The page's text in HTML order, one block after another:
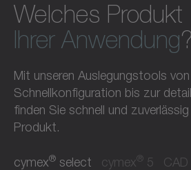
Welches
Ihrer Anwendung?
Mit unseren Auslegungstools
Schnellkonfiguration bis zur
finden Sie schnell und
Produkt.
cymex® select cymex® 5